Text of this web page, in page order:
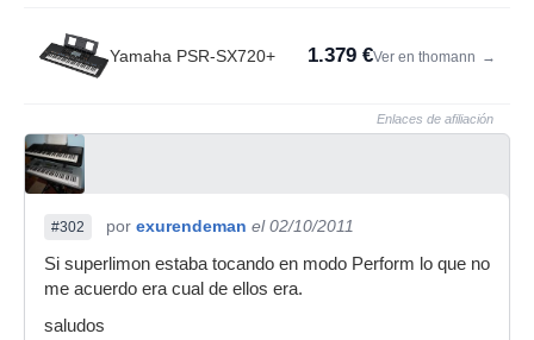
Yamaha PSR-SX720+ 1.379 €Ver en thomann →
Enlaces de afiliación
#302 por exurendeman el 02/10/2011
Si superlimon estaba tocando en modo Perform lo que no
me acuerdo era cual de ellos era.
saludos